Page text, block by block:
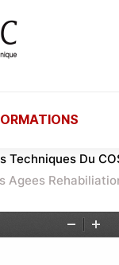
Techniques Du
Agees